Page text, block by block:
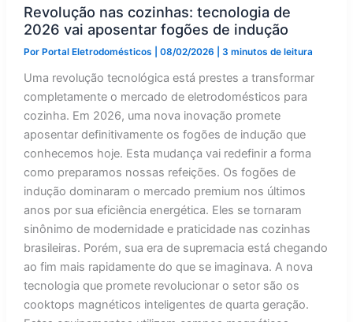
2026
Revolução nas cozinhas: tecnologia de
2026 vai aposentar fogões de indução
Por Portal Eletrodomésticos 08/02/2026 3 minutos de leitura
Uma revolução tecnológica está prestes a transformar
completamente o mercado de eletrodomésticos para
cozinha. Em 2026, uma nova inovação promete
aposentar definitivamente os fogões de indução que
conhecemos hoje. Esta mudança vai redefinir a forma
como preparamos nossas refeições. Os fogões de
indução dominaram o mercado premium nos últimos
anos por sua eficiência energética. Eles se tornaram
sinônimo de modernidade e praticidade nas cozinhas
brasileiras. Porém, sua era de supremacia está chegando
ao fim mais rapidamente do que se imaginava. A nova
tecnologia que promete revolucionar o setor são os
cooktops magnéticos inteligentes de quarta geração.